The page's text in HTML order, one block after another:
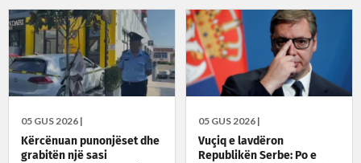
05 GUS 2026 |
Kërcënuan punonjëset dhe
grabitën një sasi
05 GUS 2026 |
Vuçiq e lavdëron
Republikën Serbe: Po e